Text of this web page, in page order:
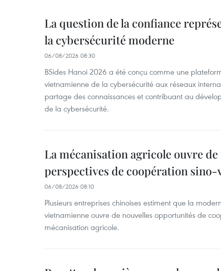
La question de la confiance
la cybersécurité moderne
06/08/2026 08:30
BSides Hanoi 2026 a été conçu comme une
vietnamienne de la cybersécurité aux réseaux
partage des connaissances et contribuant au
de la cybersécurité.
La mécanisation agricole ouvre de
perspectives de coopération
06/08/2026 08:10
Plusieurs entreprises chinoises estiment que la
vietnamienne ouvre de nouvelles opportunités de
mécanisation agricole.